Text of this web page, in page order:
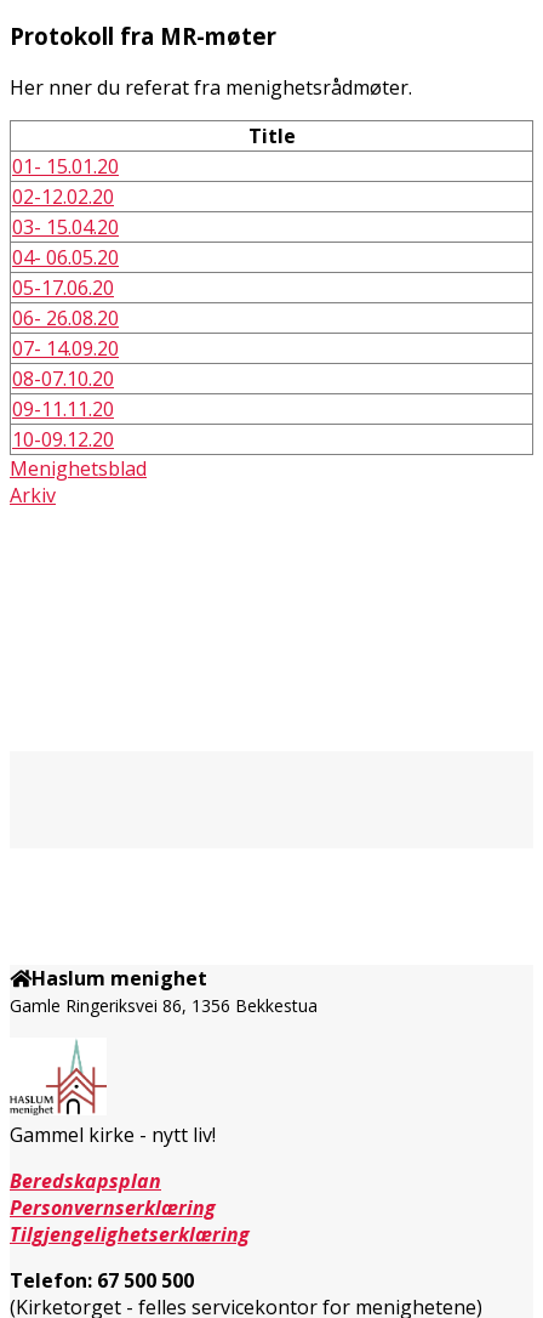
Protokoll fra MR-møter
Her finner du referat fra menighetsrådmøter.
Title
01- 15.01.20
02-12.02.20
03- 15.04.20
04- 06.05.20
05-17.06.20
06- 26.08.20
07- 14.09.20
08-07.10.20
09-11.11.20
10-09.12.20
Menighetsblad
Arkiv
Haslum menighet
Gamle Ringeriksvei 86, 1356 Bekkestua
Gammel kirke - nytt liv!
Beredskapsplan
Personvernserklæring
Tilgjengelighetserklæring
Telefon: 67 500 500
(Kirketorget - felles servicekontor for menighetene)